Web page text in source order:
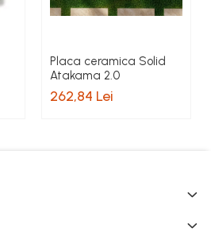
Placa ceramica Solid
Atakama 2.0
262,84 Lei